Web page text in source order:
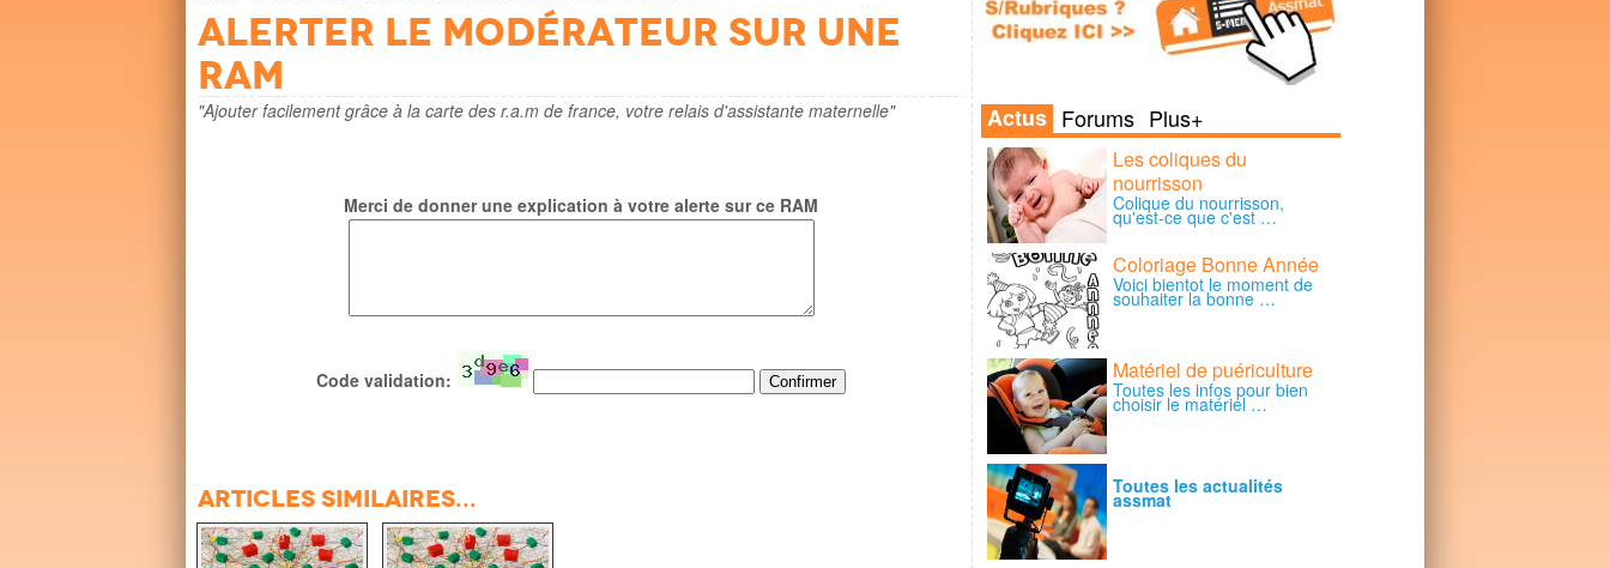
Alerter le modérateur sur une
ram
"Ajouter facilement grâce à la carte des r.a.m de france, votre relais d'assistante maternelle"
Merci de donner une explication à votre alerte sur ce RAM
Code validation:
Articles similaires...
Actus Forums Plus+
Les coliques du
nourrisson
Colique du nourrisson,
qu'est-ce que c'est …
Coloriage Bonne Année
Voici bientot le moment de
souhaiter la bonne …
Matériel de puériculture
Toutes les infos pour bien
choisir le matériel …
Toutes les actualités
assmat